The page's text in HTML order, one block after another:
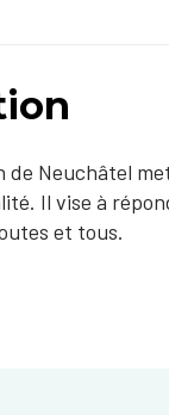
de Neuchâtel
Il vise à
et tous.